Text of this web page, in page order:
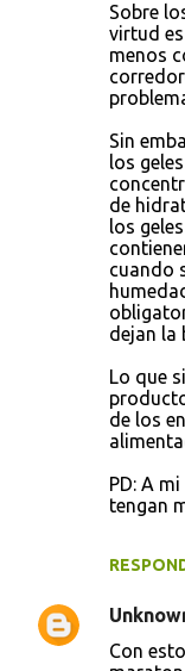
Sobre
virtud
menos
Sin
los
de
los
cuando
dejan la
Lo que
de los
PD: A
tengan
Con